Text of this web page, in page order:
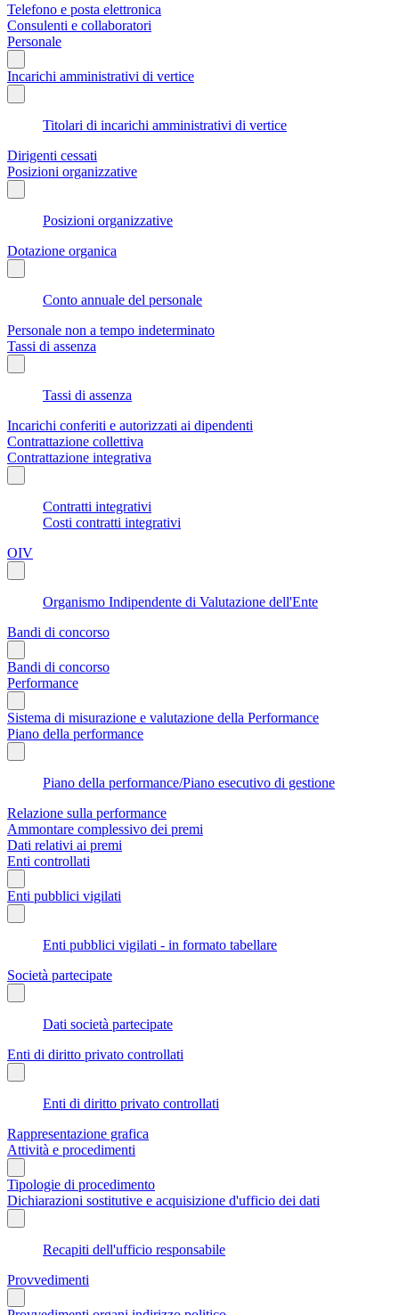
Telefono e posta elettronica
Consulenti e collaboratori
Personale
Incarichi amministrativi di vertice
Titolari di incarichi amministrativi di vertice
Dirigenti cessati
Posizioni organizzative
Posizioni organizzative
Dotazione organica
Conto annuale del personale
Personale non a tempo indeterminato
Tassi di assenza
Tassi di assenza
Incarichi conferiti e autorizzati ai dipendenti
Contrattazione collettiva
Contrattazione integrativa
Contratti integrativi
Costi contratti integrativi
OIV
Organismo Indipendente di Valutazione dell'Ente
Bandi di concorso
Bandi di concorso
Performance
Sistema di misurazione e valutazione della Performance
Piano della performance
Piano della performance/Piano esecutivo di gestione
Relazione sulla performance
Ammontare complessivo dei premi
Dati relativi ai premi
Enti controllati
Enti pubblici vigilati
Enti pubblici vigilati - in formato tabellare
Società partecipate
Dati società partecipate
Enti di diritto privato controllati
Enti di diritto privato controllati
Rappresentazione grafica
Attività e procedimenti
Tipologie di procedimento
Dichiarazioni sostitutive e acquisizione d'ufficio dei dati
Recapiti dell'ufficio responsabile
Provvedimenti